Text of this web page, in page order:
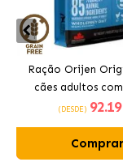
Ração Orijen
cães adultos
(DESDE) 92
Comprar